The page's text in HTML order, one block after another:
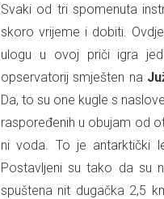
Svaki od tri spomenuta
skoro vrijeme i dobiti.
ulogu u ovoj priči igra
opservatorij smješten na
Da, to su one kugle s
raspoređenih u obujam od
ni voda. To je antarktički
Postavljeni su tako da su
spuštena nit dugačka 2,5